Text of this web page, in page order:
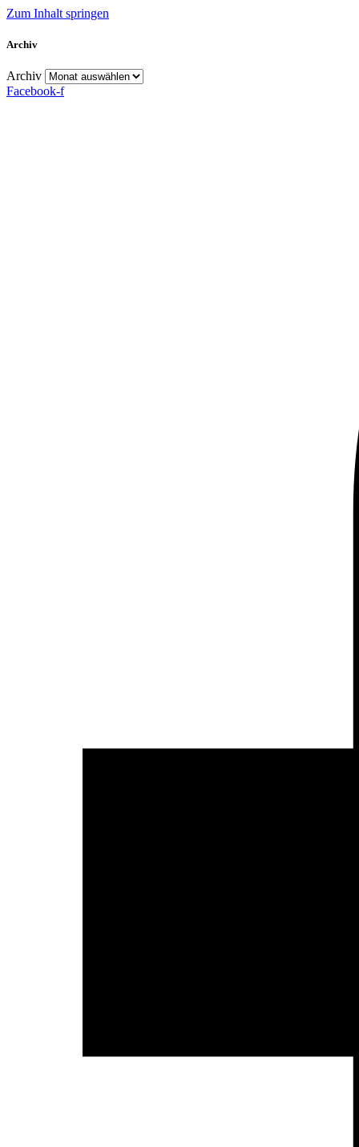
Zum Inhalt springen
Archiv
Archiv
Facebook-f